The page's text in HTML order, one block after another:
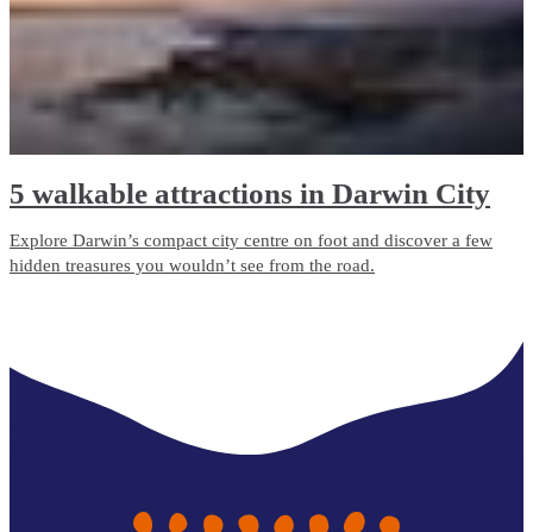
5 walkable attractions in Darwin City
Explore Darwin’s compact city centre on foot and discover a few
hidden treasures you wouldn’t see from the road.